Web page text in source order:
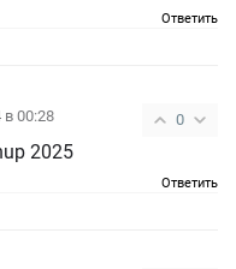
Ответить
0
в 00:28
2025
Ответить